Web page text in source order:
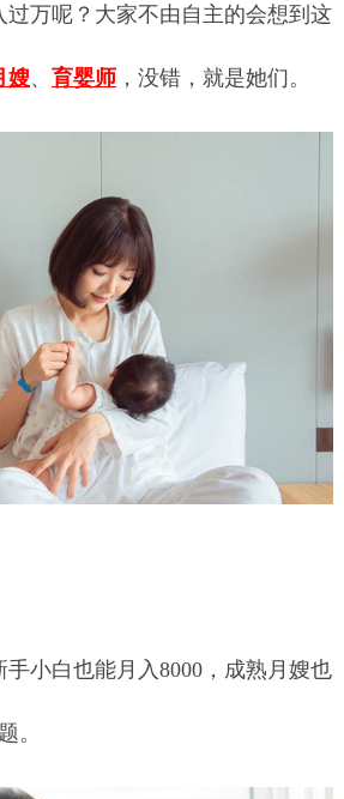
过万呢？大家不由自主的会想到这
嫂、 育婴师，没错，就是她们。
小白也能月入8000，成熟月嫂也
。